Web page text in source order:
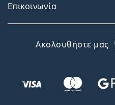
Επικοινωνία
Ακολουθήστε μας